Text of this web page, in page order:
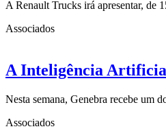
A Renault Trucks irá apresentar,
Associados
A Inteligência
Nesta semana, Genebra recebe
Associados